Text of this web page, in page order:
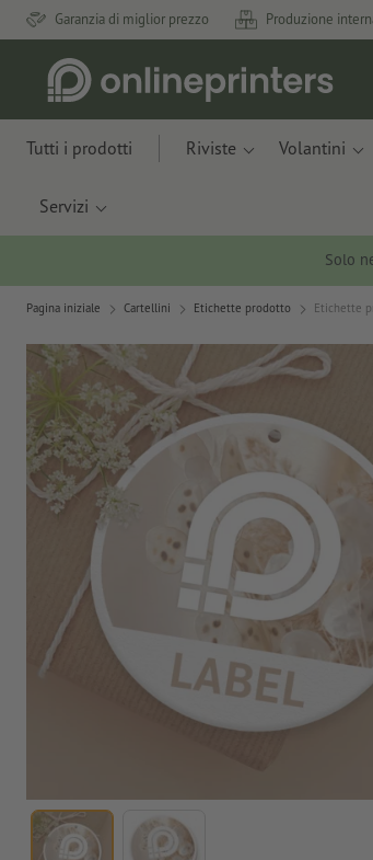
Garanzia di miglior prezzo Produzione
Tutti i prodotti Riviste Volantini
Servizi
Solo
Pagina iniziale Cartellini Etichette prodotto Etichette